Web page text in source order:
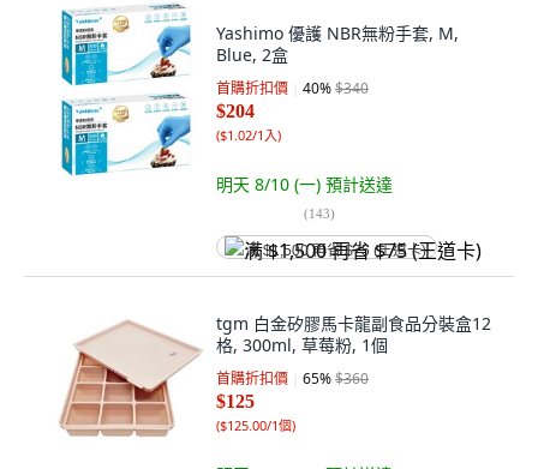
Yashimo 優護 NBR無粉手套, M,
Blue, 2盒
首購折扣價 40%$340
$204
($1.02/1入)
明天 8/10 (一) 預計送達
(143)
满 $1,500 再省 $75 (王道卡)
tgm 白金矽膠馬卡龍副食品分裝盒12
格, 300ml, 草莓粉, 1個
首購折扣價 65%$360
$125
($125.00/1個)